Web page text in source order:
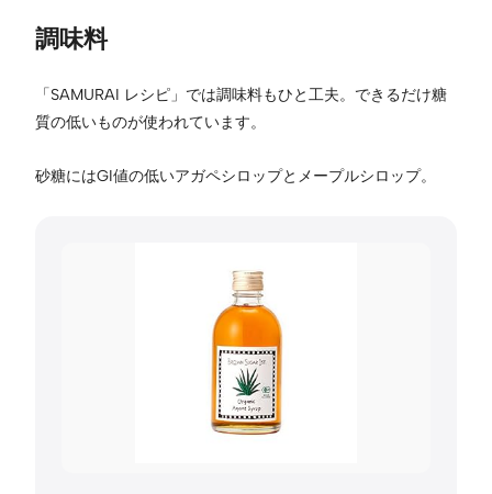
調味料
「SAMURAI レシピ」では調味料もひと工夫。できるだけ糖
質の低いものが使われています。
砂糖にはGI値の低いアガペシロップとメープルシロップ。